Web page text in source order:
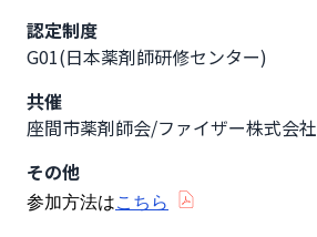
認定制度
G01(日本薬剤師研修センター)
共催
座間市薬剤師会/ファイザー株式会社
その他
参加方法はこちら